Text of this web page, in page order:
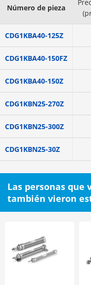
Número de pieza
CDG1KBA40-125Z
CDG1KBA40-150FZ
CDG1KBA40-150Z
CDG1KBN25-270Z
CDG1KBN25-300Z
CDG1KBN25-30Z
Las personas que
también vieron